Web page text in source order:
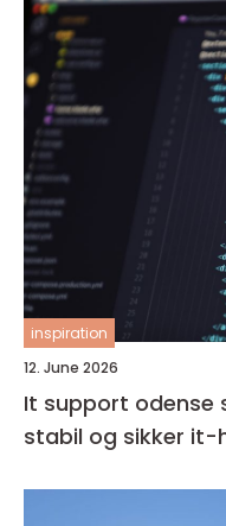
inspiration
12. June 2026
It support odense sådan får virksomheder
stabil og sikker it-